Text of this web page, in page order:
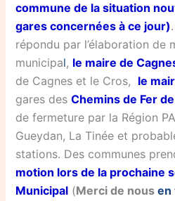
commune de la situation
gares concernées à ce jour).
répondu par l’élaboration de
municipal, le maire de
de Cagnes et le Cros, le
gares desChemins de Fer
de fermeture par la Région
Gueydan, La Tinée et
stations. Des communes
motion lors de la prochaine
Municipal (Merci de nousen